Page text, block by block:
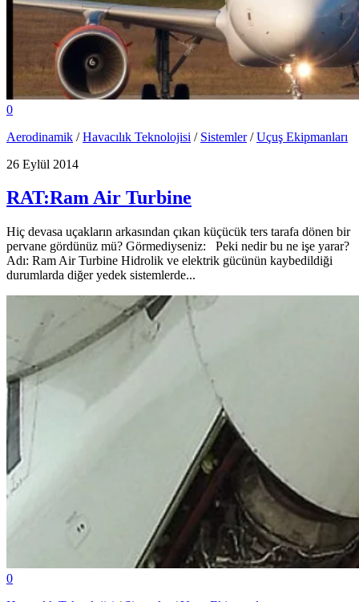
0
Aerodinamik /Havacılık Teknolojisi / Sistemler/Uçuş Ekipmanları
26 Eylül 2014
RAT:Ram Air Turbine
Hiç devasa uçakların arkasından çıkan küçücük ters tarafa dönen bir
pervane gördünüz mü? Görmediyseniz: Peki nedir bu ne işe yarar?
Adı: Ram Air Turbine Hidrolik ve elektrik gücünün kaybedildiği
durumlarda diğer yedek sistemlerde...
0